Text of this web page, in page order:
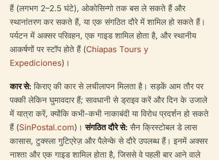
हैं (लगभग 2–2.5 घंटे), ओकोसिन्गो तक बस ले सकते हैं और
स्थानांतरण कर सकते हैं, या एक संगठित दौरे में शामिल हो सकते हैं।
पर्यटन में अक्सर परिवहन, एक गाइड शामिल होता है, और स्थानीय
आकर्षणों पर स्टॉप होते हैं (Chiapas Tours y
Expediciones)।
कार से: किराए की कार से लचीलापन मिलता है। सड़कें आम तौर पर
पक्की लेकिन घुमावदार हैं; सावधानी से ड्राइव करें और दिन के उजाले
में यात्रा करें, क्योंकि कभी-कभी नाकाबंदी या विरोध प्रदर्शन हो सकते
हैं (SinPostal.com)।संगठित दौरे से: सैन क्रिस्टोबल डे लास
कासास, टुक्स्ला गुटिएरेज़ और पैलेन्के से दौरे उपलब्ध हैं। इनमें अक्सर
नाश्ता और एक गाइड शामिल होता है, जिससे वे पहली बार आने वाले